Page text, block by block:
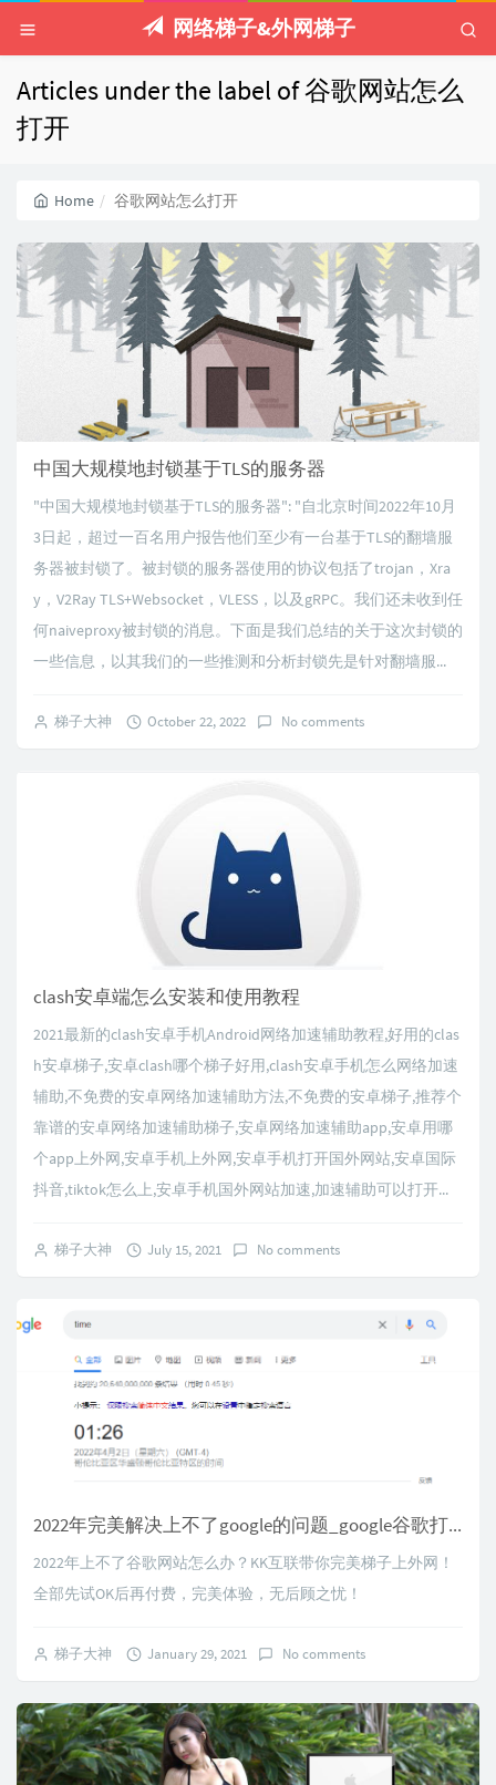
网络梯子&外网梯子
Articles under the label of 谷歌网站怎么
打开
Home 谷歌网站怎么打开
中国大规模地封锁基于TLS的服务器
"中国大规模地封锁基于TLS的服务器": "自北京时间2022年10月
3日起，超过一百名用户报告他们至少有一台基于TLS的翻墙服
务器被封锁了。被封锁的服务器使用的协议包括了trojan，Xra
y，V2Ray TLS+Websocket，VLESS，以及gRPC。我们还未收到任
何naiveproxy被封锁的消息。下面是我们总结的关于这次封锁的
一些信息，以其我们的一些推测和分析封锁先是针对翻墙服...
梯子大神 October 22, 2022 No comments
clash安卓端怎么安装和使用教程
2021最新的clash安卓手机Android网络加速辅助教程,好用的clas
h安卓梯子,安卓clash哪个梯子好用,clash安卓手机怎么网络加速
辅助,不免费的安卓网络加速辅助方法,不免费的安卓梯子,推荐个
靠谱的安卓网络加速辅助梯子,安卓网络加速辅助app,安卓用哪
个app上外网,安卓手机上外网,安卓手机打开国外网站,安卓国际
抖音,tiktok怎么上,安卓手机国外网站加速,加速辅助可以打开...
梯子大神 July 15, 2021 No comments
2022年完美解决上不了google的问题_google谷歌打不开怎么办
2022年上不了谷歌网站怎么办？KK互联带你完美梯子上外网！
全部先试OK后再付费，完美体验，无后顾之忧！
梯子大神 January 29, 2021 No comments